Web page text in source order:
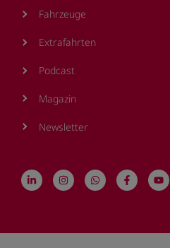
Fahrzeuge
Extrafahrten
Podcast
Magazin
Newsletter